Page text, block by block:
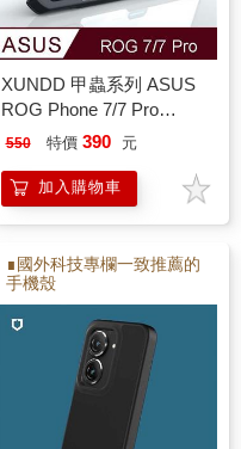
XUNDD 甲蟲系列 ASUS
ROG Phone 7/7 Pro
AI2205 防摔保護軟殼 炫酷
550 特價 390 元
加入購物車
∎國外科技專欄一致推薦的
手機殼